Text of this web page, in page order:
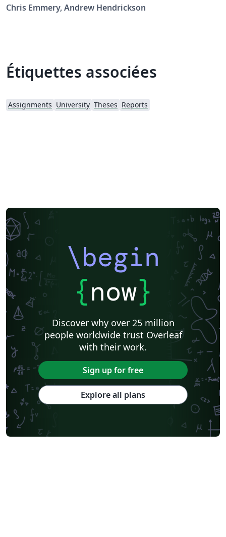
Chris Emmery, Andrew Hendrickson
Étiquettes associées
Assignments University Theses Reports
\begin
{now}
Discover why over 25 million
people worldwide trust Overleaf
with their work.
Sign up for free
Explore all plans